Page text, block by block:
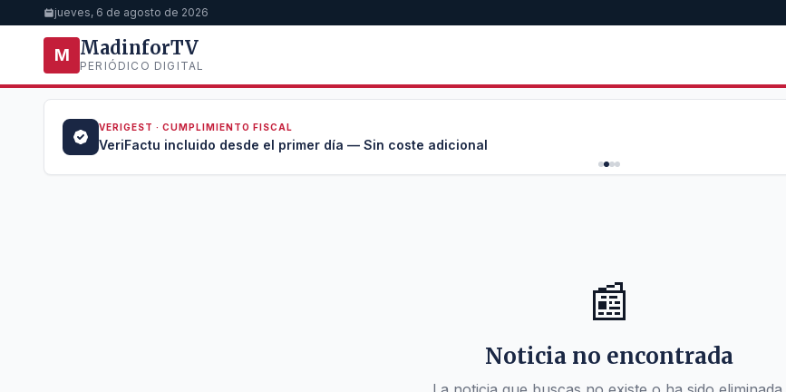
jueves, 6 de agosto de 2026
M MadinforTV
PERIÓDICO DIGITAL
VERIGEST · CUMPLIMIENTO FISCAL
VeriFactu incluido desde el primer día — Sin coste adicional
📰
Noticia no encontrada